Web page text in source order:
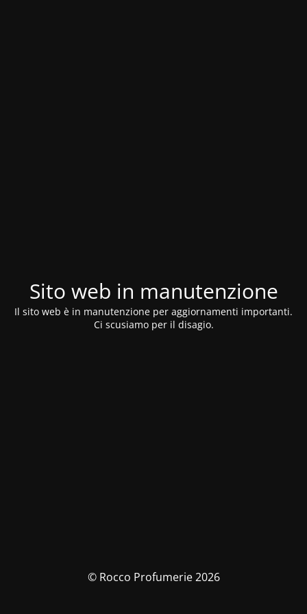
Sito web in manutenzione
Il sito web è in manutenzione per aggiornamenti importanti.
Ci scusiamo per il disagio.
© Rocco Profumerie 2026